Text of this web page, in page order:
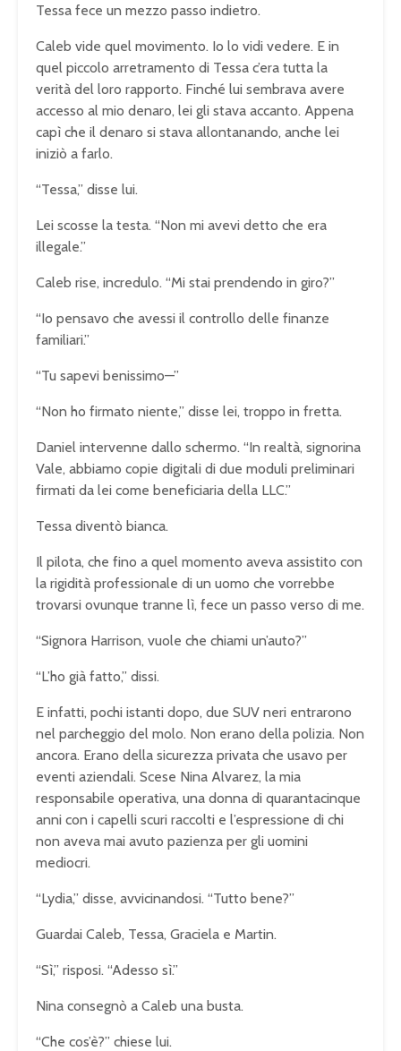
Tessa fece un mezzo passo indietro.
Caleb vide quel movimento. Io lo vidi vedere. E in
quel piccolo arretramento di Tessa c’era tutta la
verità del loro rapporto. Finché lui sembrava avere
accesso al mio denaro, lei gli stava accanto. Appena
capì che il denaro si stava allontanando, anche lei
iniziò a farlo.
“Tessa,” disse lui.
Lei scosse la testa. “Non mi avevi detto che era
illegale.”
Caleb rise, incredulo. “Mi stai prendendo in giro?”
“Io pensavo che avessi il controllo delle finanze
familiari.”
“Tu sapevi benissimo—”
“Non ho firmato niente,” disse lei, troppo in fretta.
Daniel intervenne dallo schermo. “In realtà, signorina
Vale, abbiamo copie digitali di due moduli preliminari
firmati da lei come beneficiaria della LLC.”
Tessa diventò bianca.
Il pilota, che fino a quel momento aveva assistito con
la rigidità professionale di un uomo che vorrebbe
trovarsi ovunque tranne lì, fece un passo verso di me.
“Signora Harrison, vuole che chiami un’auto?”
“L’ho già fatto,” dissi.
E infatti, pochi istanti dopo, due SUV neri entrarono
nel parcheggio del molo. Non erano della polizia. Non
ancora. Erano della sicurezza privata che usavo per
eventi aziendali. Scese Nina Alvarez, la mia
responsabile operativa, una donna di quarantacinque
anni con i capelli scuri raccolti e l’espressione di chi
non aveva mai avuto pazienza per gli uomini
mediocri.
“Lydia,” disse, avvicinandosi. “Tutto bene?”
Guardai Caleb, Tessa, Graciela e Martin.
“Sì,” risposi. “Adesso sì.”
Nina consegnò a Caleb una busta.
“Che cos’è?” chiese lui.